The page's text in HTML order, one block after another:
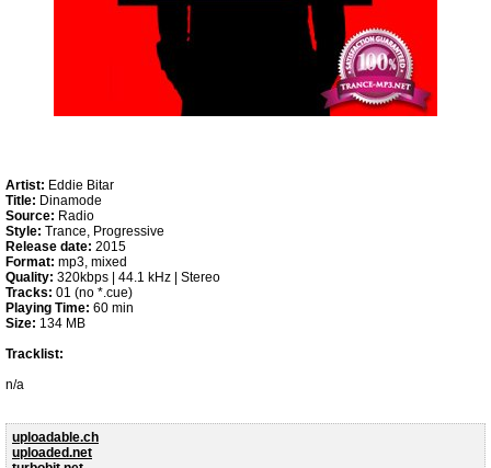
Artist: Eddie Bitar
Title: Dinamode
Source: Radio
Style: Trance, Progressive
Release date: 2015
Format: mp3, mixed
Quality: 320kbps | 44.1 kHz | Stereo
Tracks: 01 (no *.cue)
Playing Time: 60 min
Size: 134 MB
Tracklist:
n/a
uploadable.ch
uploaded.net